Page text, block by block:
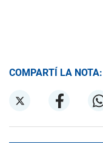
COMPARTÍ LA NOTA: